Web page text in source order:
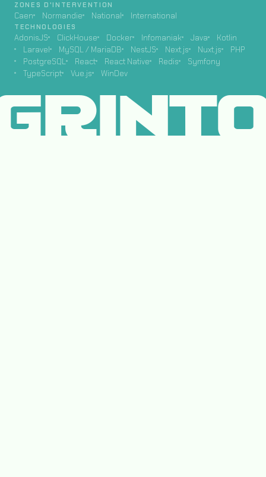
ZONES D'INTERVENTION
Caen Normandie National International
TECHNOLOGIES
AdonisJS ClickHouse Docker Infomaniak Java
Kotlin
Laravel
MySQL / MariaDB NestJS Next.js Nuxt.js
PHP
PostgreSQL
React React Native Redis
Symfony
TypeScript
Vue.js WinDev